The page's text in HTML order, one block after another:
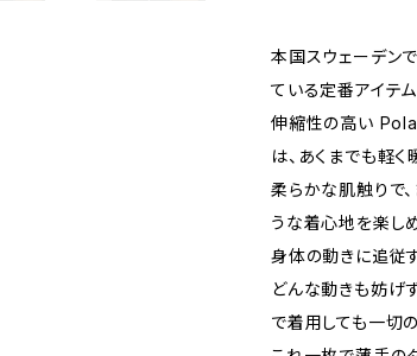
本国スウェーデン
ている定番アイテム
伸縮性の高い
は、あくまでも軽く
柔らかな肌触りで
うな着心地を楽しめ
身体の動きに追
どんな動きも妨げ
で着用しても一切